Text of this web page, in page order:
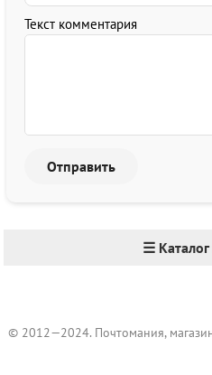
Текст комментария
☰
© 2012—2024. Почтомания,